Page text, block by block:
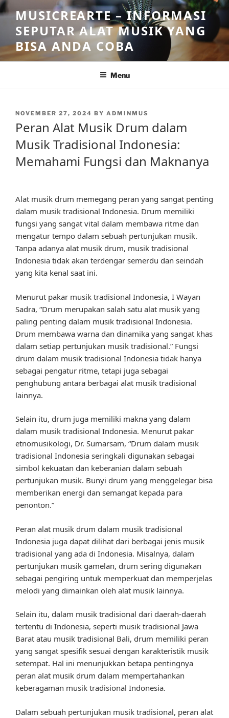
Skip
to
content
MUSICREARTE – INFORMASI
SEPUTAR ALAT MUSIK YANG
BISA ANDA COBA
Menu
POSTED
NOVEMBER 27, 2024 BY ADMINMUS
Peran Alat Musik Drum dalam
Musik Tradisional Indonesia:
Memahami Fungsi dan Maknanya
Alat musik drum memegang peran yang sangat penting
dalam musik tradisional Indonesia. Drum memiliki
fungsi yang sangat vital dalam membawa ritme dan
mengatur tempo dalam sebuah pertunjukan musik.
Tanpa adanya alat musik drum, musik tradisional
Indonesia tidak akan terdengar semerdu dan seindah
yang kita kenal saat ini.
Menurut pakar musik tradisional Indonesia, I Wayan
Sadra, “Drum merupakan salah satu alat musik yang
paling penting dalam musik tradisional Indonesia.
Drum membawa warna dan dinamika yang sangat khas
dalam setiap pertunjukan musik tradisional.” Fungsi
drum dalam musik tradisional Indonesia tidak hanya
sebagai pengatur ritme, tetapi juga sebagai
penghubung antara berbagai alat musik tradisional
lainnya.
Selain itu, drum juga memiliki makna yang dalam
dalam musik tradisional Indonesia. Menurut pakar
etnomusikologi, Dr. Sumarsam, “Drum dalam musik
tradisional Indonesia seringkali digunakan sebagai
simbol kekuatan dan keberanian dalam sebuah
pertunjukan musik. Bunyi drum yang menggelegar bisa
memberikan energi dan semangat kepada para
penonton.”
Peran alat musik drum dalam musik tradisional
Indonesia juga dapat dilihat dari berbagai jenis musik
tradisional yang ada di Indonesia. Misalnya, dalam
pertunjukan musik gamelan, drum sering digunakan
sebagai pengiring untuk memperkuat dan memperjelas
melodi yang dimainkan oleh alat musik lainnya.
Selain itu, dalam musik tradisional dari daerah-daerah
tertentu di Indonesia, seperti musik tradisional Jawa
Barat atau musik tradisional Bali, drum memiliki peran
yang sangat spesifik sesuai dengan karakteristik musik
setempat. Hal ini menunjukkan betapa pentingnya
peran alat musik drum dalam mempertahankan
keberagaman musik tradisional Indonesia.
Dalam sebuah pertunjukan musik tradisional, peran alat